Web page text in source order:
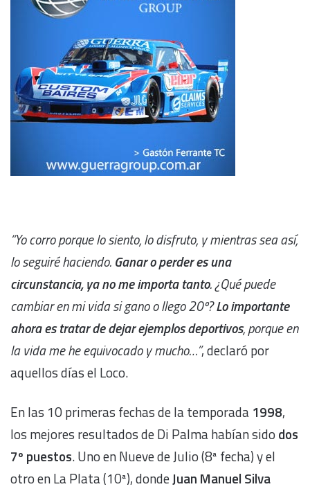
“Yo corro porque lo siento, lo disfruto, y mientras sea así,
lo seguiré haciendo. Ganar o perder es una
circunstancia, ya no me importa tanto. ¿Qué puede
cambiar en mi vida si gano o llego 20º?Lo importante
ahora es tratar de dejar ejemplos deportivos, porque en
la vida me he equivocado y mucho…”, declaró por
aquellos días el Loco.
En las 10 primeras fechas de la temporada 1998,
los mejores resultados de Di Palma habían sido dos
7º puestos. Uno en Nueve de Julio (8ª fecha) y el
otro en La Plata (10ª), dondeJuan Manuel Silva